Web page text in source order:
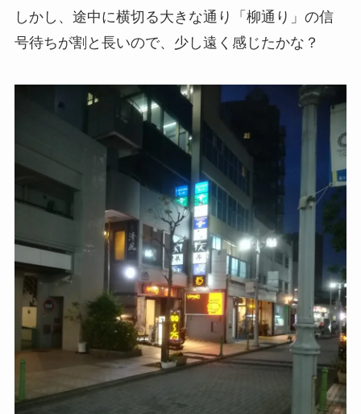
しかし、途中に横切る大きな通り「柳通り」の信
号待ちが割と長いので、少し遠く感じたかな？